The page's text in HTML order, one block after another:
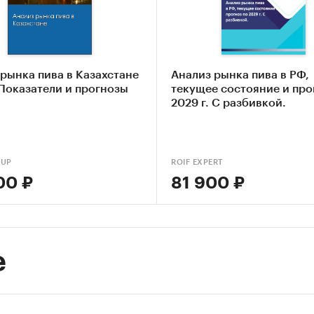
текущих тенденций и перспектив
факторов инвестиционной
прогноза развития рынка до 2030 г.
анализ на рынке пива
производства пива
факторов инвестиционной привлекательности
пива в Казахстане
и прогнозы
₽
Анализ рынка пива в РФ,
текущее состояние и
2029 г. С разбивкой.
ROIF EXPERT
81 900 ₽